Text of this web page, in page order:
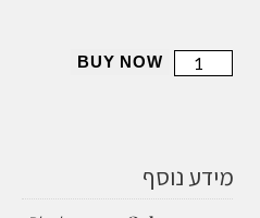
BUY NOW
מידע נוסף